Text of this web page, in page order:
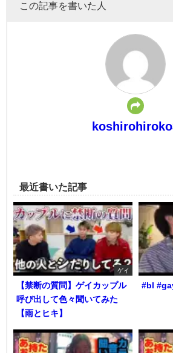
この記事を書いた人
最近書いた記事
ゲイ
【禁断の質問】ゲイカップル
呼び出して色々聞いてみた
【雨とヒキ】
#bl